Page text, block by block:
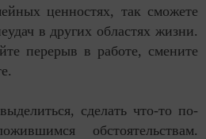
ценностях, так сможете
в других областях жизни.
перерыв в работе, смените
сделать что-то по-
обстоятельствам.